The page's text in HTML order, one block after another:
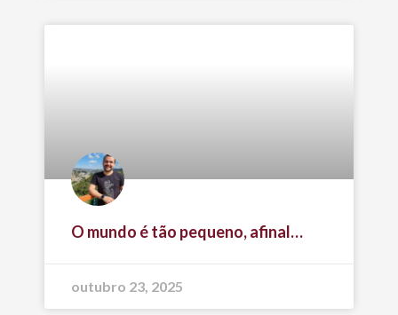
O mundo é tão pequeno, afinal…
outubro 23, 2025